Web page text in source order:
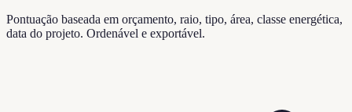
Pontuação baseada em orçamento, raio, tipo, área, classe energética,
data do projeto. Ordenável e exportável.